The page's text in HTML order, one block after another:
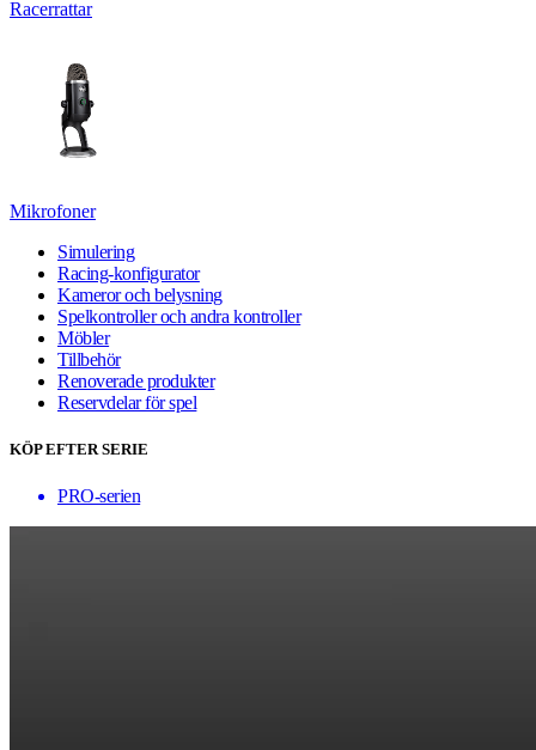
Racerrattar
Mikrofoner
Simulering
Racing-konfigurator
Kameror och belysning
Spelkontroller och andra kontroller
Möbler
Tillbehör
Renoverade produkter
Reservdelar för spel
KÖP EFTER SERIE
PRO-serien